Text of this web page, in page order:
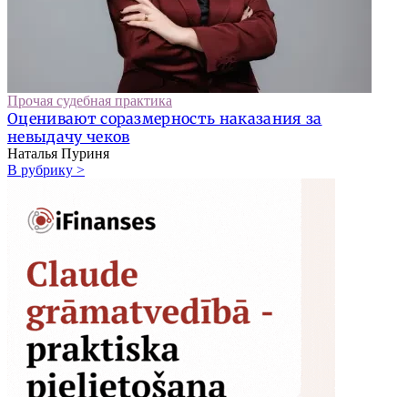
Прочая судебная практика
Оценивают соразмерность наказания за
невыдачу чеков
Наталья Пуриня
В рубрику >